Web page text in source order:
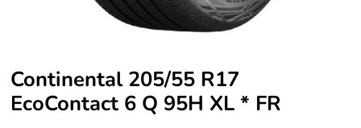
Continental 205/55 R17
EcoContact 6 Q 95H XL * FR